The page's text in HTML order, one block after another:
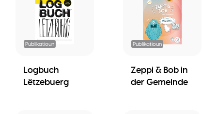
Publikatioun
Logbuch
Lëtzebuerg
Publikatioun
Zeppi & Bob in
der Gemeinde